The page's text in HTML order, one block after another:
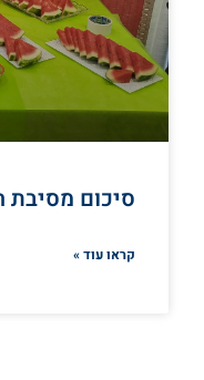
סיכום מסיבת
קראו עוד »